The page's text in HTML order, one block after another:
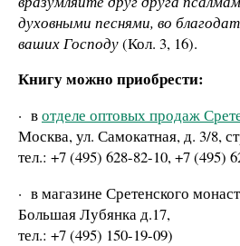
духовными песнями, во
ваших Господу(Кол. 3, 16).
Книгу можно приобрести:
· вотделе оптовых продаж
Москва, ул. Самокатная, д. 3/8,
тел.: +7 (495) 628-82-10, +7 (495)
· в магазине Сретенского
Большая Лубянка д.17,
тел.: +7 (495) 150-19-09)